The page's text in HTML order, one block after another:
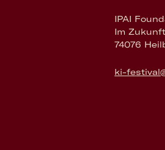
IPAI
Im
74076
ki-